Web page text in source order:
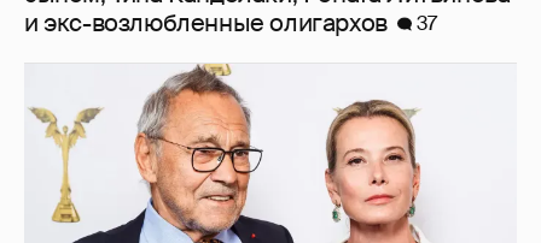
В сети появилось архивное фото Андрея
Кончаловского и Юлии Высоцкой на
отдыхе в Италии
12